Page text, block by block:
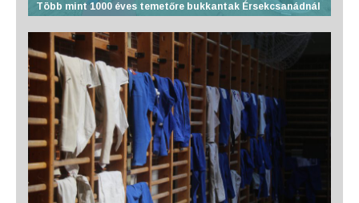
Több mint 1000 éves temetőre bukkantak Érsekcsanádnál